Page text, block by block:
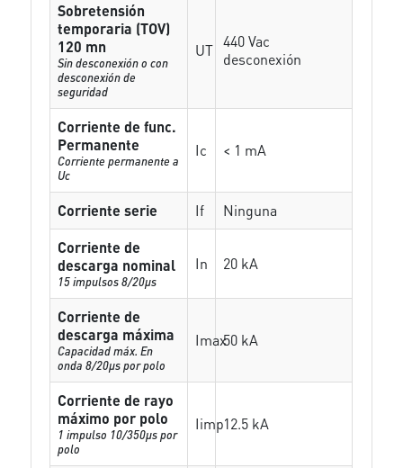
Sobretensión
temporaria (TOV)
120 mn
Sin desconexión o con
desconexión de
seguridad
UT 440 Vac
desconexión
Corriente de func.
Permanente
Corriente permanente a
Uc
Ic < 1 mA
Corriente serie If
Ninguna
Corriente de
descarga nominal
15 impulsos 8/20µs
In 20 kA
Corriente de
descarga máxima
Capacidad máx. En
onda 8/20µs por polo
Imax50 kA
Corriente de rayo
máximo por polo
1 impulso 10/350µs por
polo
Iimp12.5 kA